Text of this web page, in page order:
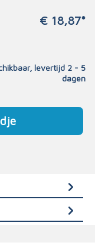
€ 18,87*
levertijd 2 - 5
dagen